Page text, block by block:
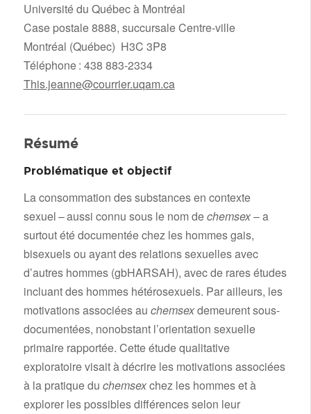
Université du Québec à Montréal
Case postale 8888, succursale Centre-ville
Montréal (Québec) H3C 3P8
Téléphone : 438 883-2334
This.jeanne@courrier.uqam.ca
Résumé
Problématique et objectif
La consommation des substances en contexte
sexuel – aussi connu sous le nom dechemsex– a
surtout été documentée chez les hommes gais,
bisexuels ou ayant des relations sexuelles avec
d’autres hommes (gbHARSAH), avec de rares études
incluant des hommes hétérosexuels. Par ailleurs, les
motivations associées au chemsexdemeurent sous-
documentées, nonobstant l’orientation sexuelle
primaire rapportée. Cette étude qualitative
exploratoire visait à décrire les motivations associées
à la pratique du chemsexchez les hommes et à
explorer les possibles différences selon leur